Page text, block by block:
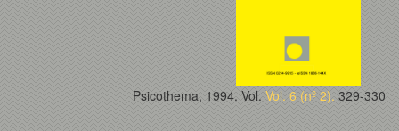
Psicothema, 1994. Vol. Vol. 6 (nº 2). 329-330